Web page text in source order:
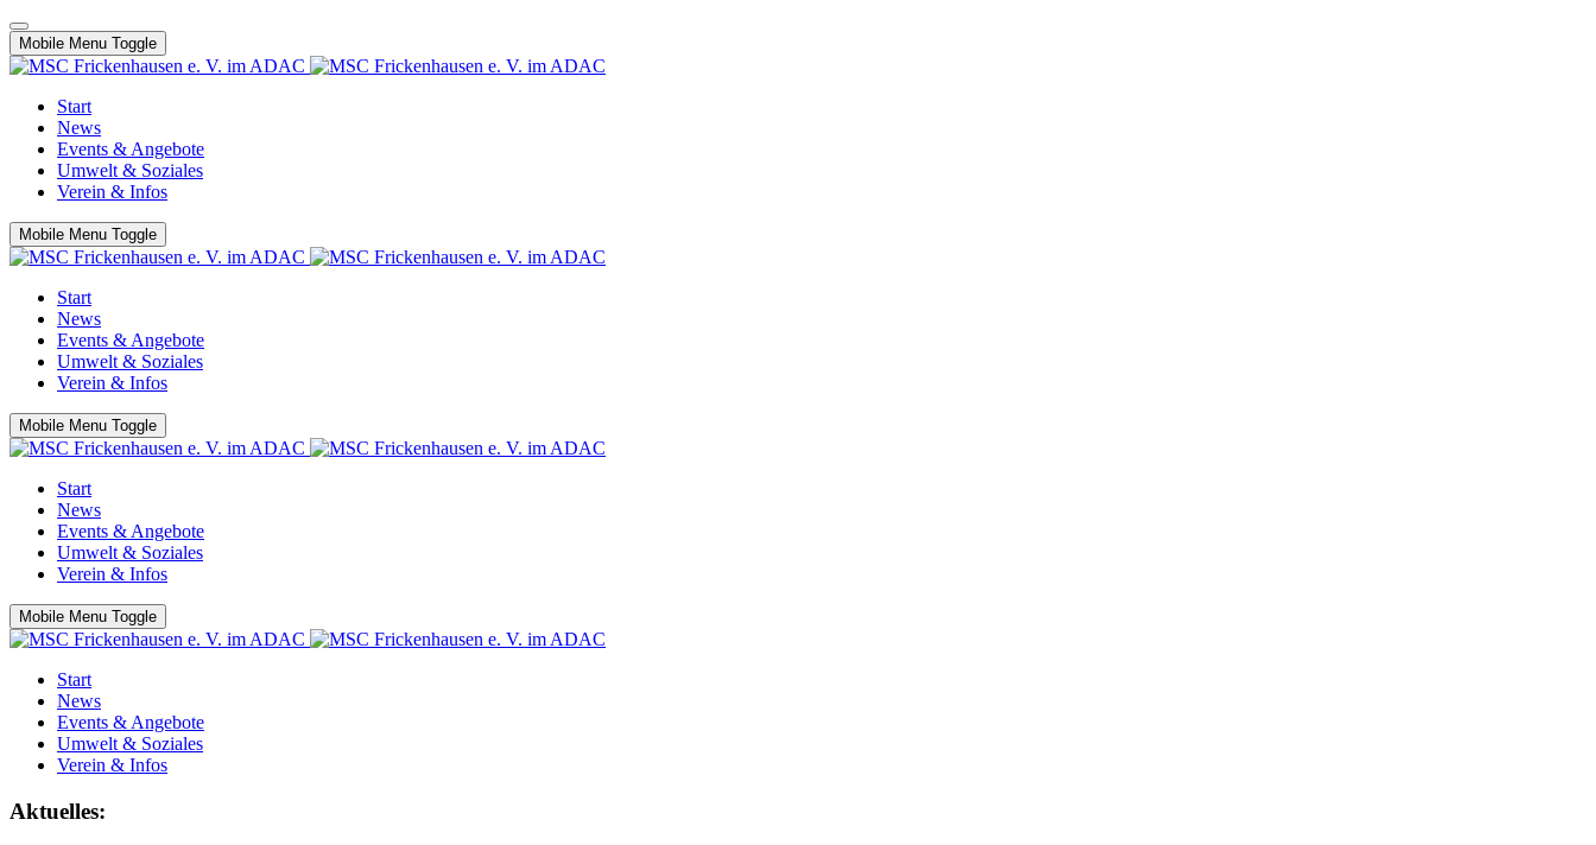
Mobile Menu Toggle
Start
News
Events & Angebote
Umwelt & Soziales
Verein & Infos
Mobile Menu Toggle
Start
News
Events & Angebote
Umwelt & Soziales
Verein & Infos
Mobile Menu Toggle
Start
News
Events & Angebote
Umwelt & Soziales
Verein & Infos
Mobile Menu Toggle
Start
News
Events & Angebote
Umwelt & Soziales
Verein & Infos
Aktuelles: